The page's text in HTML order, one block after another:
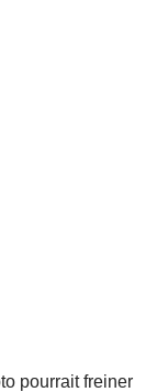
pourrait freiner